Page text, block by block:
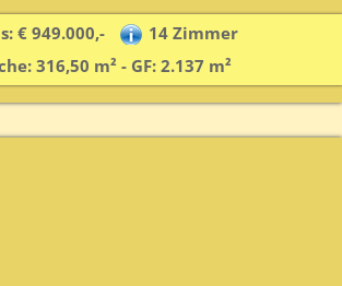
€ 949.000,-
14 Zimmer
316,50 m² - GF: 2.137 m²